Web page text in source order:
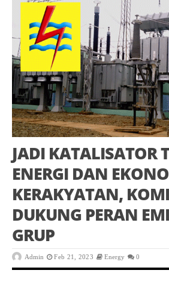
JADI KATALISATOR
ENERGI DAN
KERAKYATAN,
DUKUNG PERAN
GRUP
Admin Feb 21, 2023 Energy 0